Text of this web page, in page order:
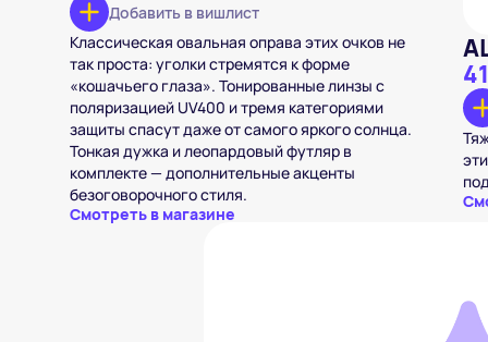
Добавить в вишлист
Классическая овальная оправа этих очков не
так проста: уголки стремятся к форме
«кошачьего глаза». Тонированные линзы с
поляризацией UV400 и тремя категориями
защиты спасут даже от самого яркого солнца.
Тонкая дужка и леопардовый футляр в
комплекте — дополнительные акценты
безоговорочного стиля.
Смотреть в магазине